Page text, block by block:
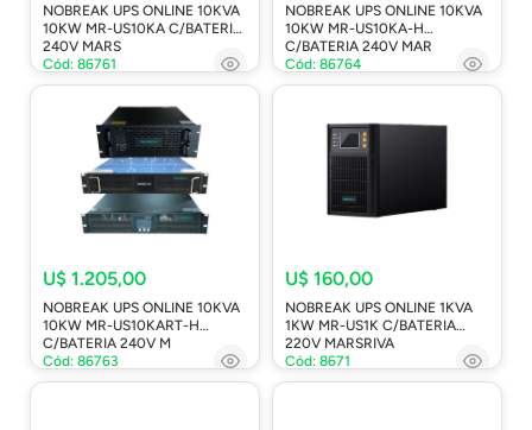
NOBREAK UPS ONLINE 10KVA
10KW MR-US10KA C/BATERIA
240V MARS
Cód: 86761
NOBREAK UPS ONLINE 10KVA
10KW MR-US10KA-H
C/BATERIA 240V MAR
Cód: 86764
U$ 1.205,00
NOBREAK UPS ONLINE 10KVA
10KW MR-US10KART-H
C/BATERIA 240V M
Cód: 86763
U$ 160,00
NOBREAK UPS ONLINE 1KVA
1KW MR-US1K C/BATERIA
220V MARSRIVA
Cód: 8671